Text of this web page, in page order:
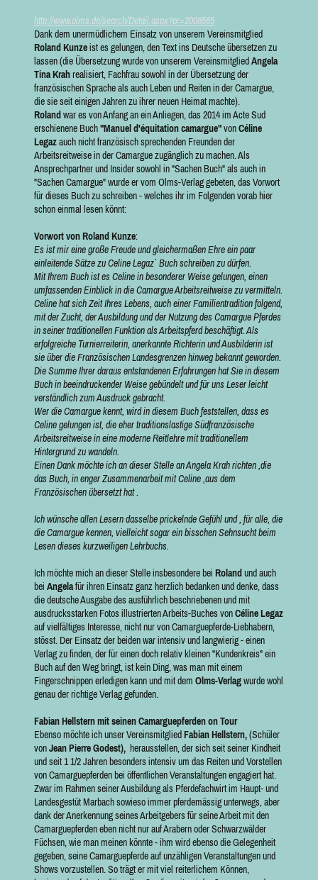
http://www.olms.de/search/Detail.aspx?pr=2008565
Dank dem unermüdlichem Einsatz von unserem Vereinsmitglied
Roland Kunzeist es gelungen, den Text ins Deutsche übersetzen zu
lassen (die Übersetzung wurde von unserem Vereinsmitglied Angela
Tina Krahrealisiert, Fachfrau sowohl in der Übersetzung der
französischen Sprache als auch Leben und Reiten in der Camargue,
die sie seit einigen Jahren zu ihrer neuen Heimat machte).
Roland war es von Anfang an ein Anliegen, das 2014 im Acte Sud
erschienene Buch"Manuel d'équitation camargue"vonCéline
Legazauch nicht französisch sprechenden Freunden der
Arbeitsreitweise in der Camargue zugänglich zu machen. Als
Ansprechpartner und Insider sowohl in "Sachen Buch" als auch in
"Sachen Camargue" wurde er vom Olms-Verlag gebeten, das Vorwort
für dieses Buch zu schreiben - welches ihr im Folgenden vorab hier
schon einmal lesen könnt:
Vorwort von Roland Kunze:
Es ist mir eine große Freude und gleichermaßen Ehre ein paar
einleitende Sätze zu Celine Legaz` Buch schreiben zu dürfen.
Mit Ihrem Buch ist es Celine in besonderer Weise gelungen, einen
umfassenden Einblick in die Camargue Arbeitsreitweise zu vermitteln.
Celine hat sich Zeit Ihres Lebens, auch einer Familientradition folgend,
mit der Zucht, der Ausbildung und der Nutzung des Camargue Pferdes
in seiner traditionellen Funktion als Arbeitspferd beschäftigt. Als
erfolgreiche Turnierreiterin, anerkannte Richterin und Ausbilderin ist
sie über die Französischen Landesgrenzen hinweg bekannt geworden.
Die Summe Ihrer daraus entstandenen Erfahrungen hat Sie in diesem
Buch in beeindruckender Weise gebündelt und für uns Leser leicht
verständlich zum Ausdruck gebracht.
Wer die Camargue kennt, wird in diesem Buch feststellen, dass es
Celine gelungen ist, die eher traditionslastige Südfranzösische
Arbeitsreitweise in eine moderne Reitlehre mit traditionellem
Hintergrund zu wandeln.
Einen Dank möchte ich an dieser Stelle an Angela Krah richten ,die
das Buch, in enger Zusammenarbeit mit Celine ,aus dem
Französischen übersetzt hat .
Ich wünsche allen Lesern dasselbe prickelnde Gefühl und , für alle, die
die Camargue kennen, vielleicht sogar ein bisschen Sehnsucht beim
Lesen dieses kurzweiligen Lehrbuchs.
Ich möchte mich an dieser Stelle insbesondere bei Roland und auch
bei Angelafür ihren Einsatz ganz herzlich bedanken und denke, dass
die deutsche Ausgabe des ausführlich beschriebenen und mit
ausdrucksstarken Fotos illustrierten Arbeits-Buches vonCéline Legaz
auf vielfältiges Interesse, nicht nur von Camarguepferde-Liebhabern,
stösst. Der Einsatz der beiden war intensiv und langwierig - einen
Verlag zu finden, der für einen doch relativ kleinen "Kundenkreis" ein
Buch auf den Weg bringt, ist kein Ding, was man mit einem
Fingerschnippen erledigen kann und mit dem Olms-Verlagwurde wohl
genau der richtige Verlag gefunden.
Fabian Hellstern mit seinen Camarguepferden on Tour
Ebenso möchte ich unser Vereinsmitglied Fabian Hellstern,(Schüler
vonJean Pierre Godest), herausstellen, der sich seit seiner Kindheit
und seit 1 1/2 Jahren besonders intensiv um das Reiten und Vorstellen
von Camarguepferden bei öffentlichen Veranstaltungen engagiert hat.
Zwar im Rahmen seiner Ausbildung als Pferdefachwirt im Haupt- und
Landesgestüt Marbach sowieso immer pferdemässig unterwegs, aber
dank der Anerkennung seines Arbeitgebers für seine Arbeit mit den
Camarguepferden eben nicht nur auf Arabern oder Schwarzwälder
Füchsen, wie man meinen könnte - ihm wird ebenso die Gelegenheit
gegeben, seine Camarguepferde auf unzähligen Veranstaltungen und
Shows vorzustellen. So trägt er mit viel reiterlichem Können,